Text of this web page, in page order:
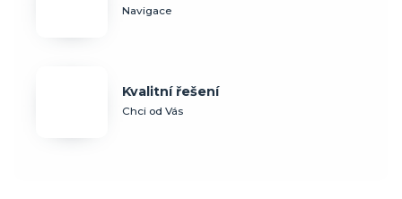
Navigace
Kvalitní řešení
Chci od Vás